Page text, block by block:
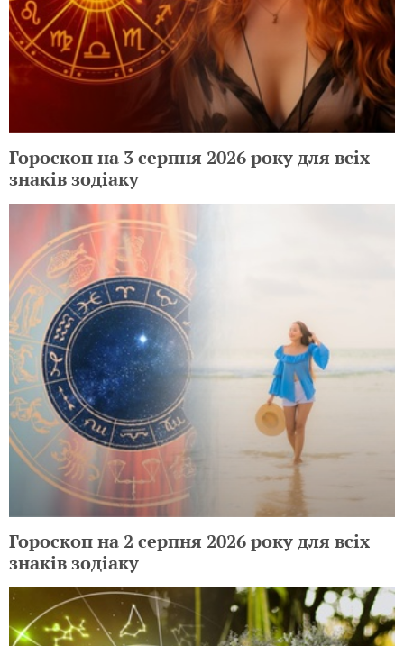
Гороскоп на 3 серпня 2026 року для всіх
знаків зодіаку
Гороскоп на 2 серпня 2026 року для всіх
знаків зодіаку